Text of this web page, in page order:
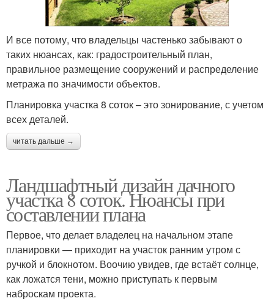
И все потому, что владельцы частенько забывают о
таких нюансах, как: градостроительный план,
правильное размещение сооружений и распределение
метража по значимости объектов.
Планировка участка 8 соток – это зонирование, с учетом
всех деталей.
читать дальше →
Ландшафтный дизайн дачного
участка 8 соток. Нюансы при
составлении плана
Первое, что делает владелец на начальном этапе
планировки — приходит на участок ранним утром с
ручкой и блокнотом. Воочию увидев, где встаёт солнце,
как ложатся тени, можно приступать к первым
наброскам проекта.